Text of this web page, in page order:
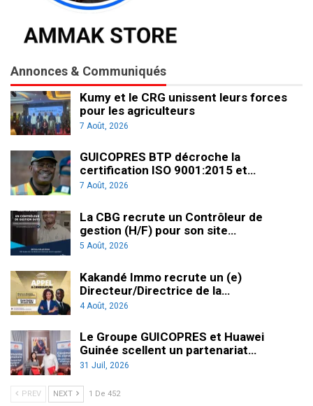
Annonces & Communiqués
Kumy et le CRG unissent leurs forces
pour les agriculteurs
7 Août, 2026
GUICOPRES BTP décroche la
certification ISO 9001:2015 et…
7 Août, 2026
La CBG recrute un Contrôleur de
gestion (H/F) pour son site…
5 Août, 2026
Kakandé Immo recrute un (e)
Directeur/Directrice de la…
4 Août, 2026
Le Groupe GUICOPRES et Huawei
Guinée scellent un partenariat…
31 Juil, 2026
PREV NEXT 1 De 452